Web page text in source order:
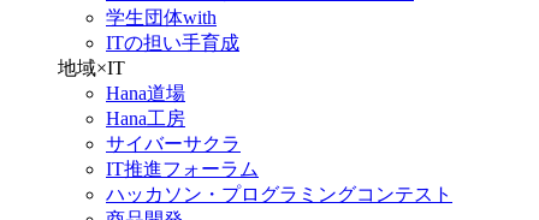
学生団体with
ITの担い手育成
地域×IT
Hana道場
Hana工房
サイバーサクラ
IT推進フォーラム
ハッカソン・プログラミングコンテスト